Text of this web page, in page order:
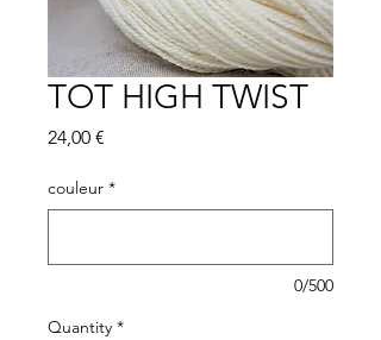
TOT HIGH TWIST
24,00 €
couleur *
0/500
Quantity *